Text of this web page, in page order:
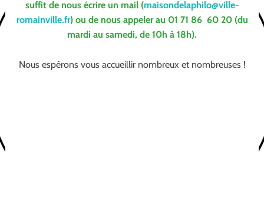
suffit de nous écrire un mail (maisondelaphilo@ville-
romainville.fr) ou de nous appeler au 01 71 86 60 20 (du
mardi au samedi, de 10h à 18h).
Nous espérons vous accueillir nombreux et nombreuses !